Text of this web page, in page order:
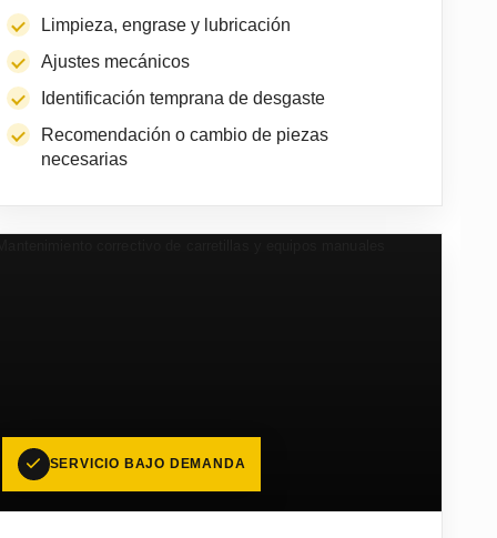
Limpieza, engrase y lubricación
Ajustes mecánicos
Identificación temprana de desgaste
Recomendación o cambio de piezas
necesarias
SERVICIO BAJO DEMANDA